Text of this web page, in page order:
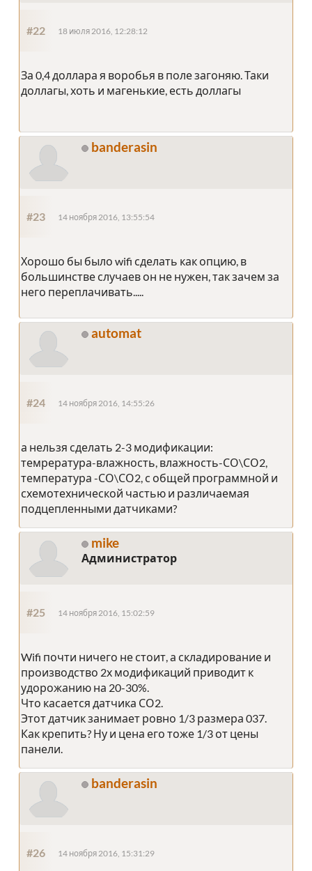
#22 18 июля 2016, 12:28:12
За 0,4 доллара я воробья в поле загоняю. Таки
доллагы, хоть и магенькие, есть доллагы
banderasin
#23 14 ноября 2016, 13:55:54
Хорошо бы было wifi сделать как опцию, в
большинстве случаев он не нужен, так зачем за
него переплачивать.....
automat
#24 14 ноября 2016, 14:55:26
а нельзя сделать 2-3 модификации:
темрература-влажность, влажность-СО\СО2,
температура -СО\СО2, с общей программной и
схемотехнической частью и различаемая
подцепленными датчиками?
mike
Администратор
#25 14 ноября 2016, 15:02:59
Wifi почти ничего не стоит, а складирование и
производство 2х модификаций приводит к
удорожанию на 20-30%.
Что касается датчика СО2.
Этот датчик занимает ровно 1/3 размера 037.
Как крепить? Ну и цена его тоже 1/3 от цены
панели.
banderasin
#26 14 ноября 2016, 15:31:29